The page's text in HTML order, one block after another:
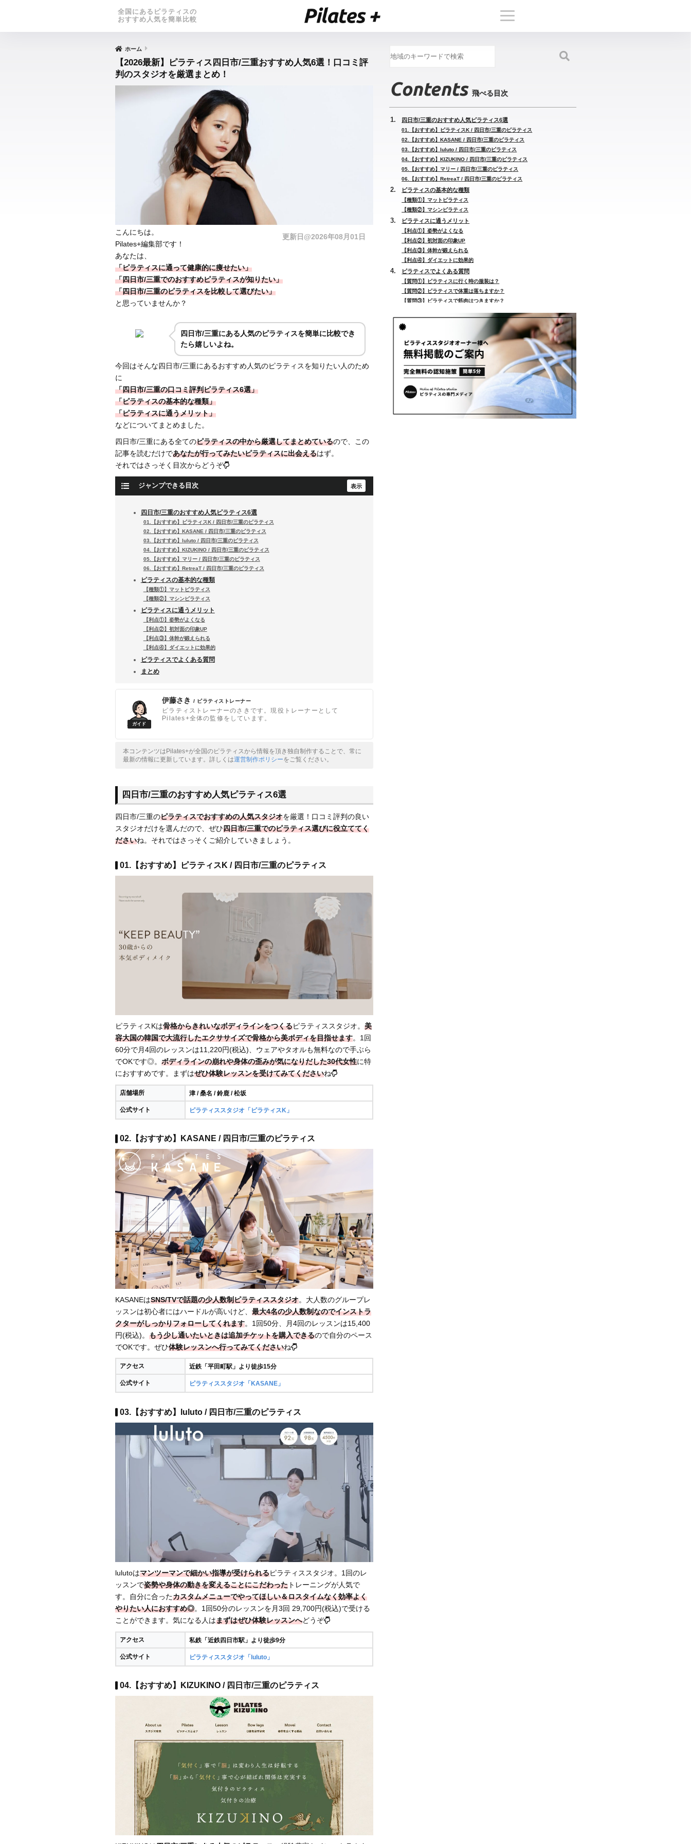
全国にあるピラティスの
おすすめ人気を簡単比較
ホーム
【2026最新】ピラティス四日市/三重おすすめ人気6選！口コミ評
判のスタジオを厳選まとめ！
更新日@2026年08月01日
こんにちは。
Pilates+編集部です！
あなたは、
「ピラティスに通って健康的に痩せたい」
「四日市/三重でのおすすめピラティスが知りたい」
「四日市/三重のピラティスを比較して選びたい」
と思っていませんか？
四日市/三重にある人気のピラティスを簡単に比較でき
たら嬉しいよね。
今回はそんな四日市/三重にあるおすすめ人気のピラティスを知りたい人のため
に
「四日市/三重の口コミ評判ピラティス6選」
「ピラティスの基本的な種類」
「ピラティスに通うメリット」
などについてまとめました。
四日市/三重にある全てのピラティスの中から厳選してまとめているので、この
記事を読むだけであなたが行ってみたいピラティスに出会えるはず。
それではさっそく目次からどうぞ
ジャンプできる目次
四日市/三重のおすすめ人気ピラティス6選
01.【おすすめ】ピラティスK / 四日市/三重のピラティス
02.【おすすめ】KASANE / 四日市/三重のピラティス
03.【おすすめ】luluto / 四日市/三重のピラティス
04.【おすすめ】KIZUKINO / 四日市/三重のピラティス
05.【おすすめ】マリー / 四日市/三重のピラティス
06.【おすすめ】RetreaT / 四日市/三重のピラティス
ピラティスの基本的な種類
【種類①】マットピラティス
【種類②】マシンピラティス
ピラティスに通うメリット
【利点①】姿勢がよくなる
【利点②】初対面の印象UP
【利点③】体幹が鍛えられる
【利点④】ダイエットに効果的
ピラティスでよくある質問
まとめ
伊藤さき / ピラティストレーナー
ピラティストレーナーのさきです。現役トレーナーとして
Pilates+全体の監修をしています。
本コンテンツはPilates+が全国のピラティスから情報を頂き独自制作することで、常に
最新の情報に更新しています。詳しくは運営制作ポリシーをご覧ください。
四日市/三重のおすすめ人気ピラティス6選
四日市/三重のピラティスでおすすめの人気スタジオを厳選！口コミ評判の良い
スタジオだけを選んだので、ぜひ四日市/三重でのピラティス選びに役立ててく
ださいね。それではさっそくご紹介していきましょう。
01.【おすすめ】ピラティスK / 四日市/三重のピラティス
ピラティスKは骨格からきれいなボディラインをつくるピラティススタジオ。 美
容大国の韓国で大流行したエクササイズで骨格から美ボディを目指せます。1回
60分で月4回のレッスンは11,220円(税込)、ウェアやタオルも無料なので手ぶら
でOKです◎。 ボディラインの崩れや身体の歪みが気になりだした30代女性に特
におすすめです。まずはぜひ体験レッスンを受けてみてくださいね
店舗場所 津 / 桑名 / 鈴鹿 / 松坂
公式サイト ピラティススタジオ「ピラティスK」
02.【おすすめ】KASANE / 四日市/三重のピラティス
KASANEはSNS/TVで話題の少人数制ピラティススタジオ。大人数のグループレ
ッスンは初心者にはハードルが高いけど、 最大4名の少人数制なのでインストラ
クターがしっかりフォローしてくれます。1回50分、月4回のレッスンは15,400
円(税込)。 もう少し通いたいときは追加チケットを購入できるので自分のペース
でOKです。ぜひ体験レッスンへ行ってみてくださいね
アクセス 近鉄「平田町駅」より徒歩15分
公式サイト ピラティススタジオ「KASANE」
03.【おすすめ】luluto / 四日市/三重のピラティス
lulutoはマンツーマンで細かい指導が受けられるピラティススタジオ。1回のレ
ッスンで姿勢や身体の動きを変えることにこだわったトレーニングが人気で
す。自分に合ったカスタムメニューでやってほしい＆ロスタイムなく効率よく
やりたい人におすすめ◎。1回50分のレッスンを月3回 29,700円(税込)で受ける
ことができます。気になる人はまずはぜひ体験レッスンへどうぞ
アクセス 私鉄「近鉄四日市駅」より徒歩9分
公式サイト ピラティススタジオ「luluto」
04.【おすすめ】KIZUKINO / 四日市/三重のピラティス
Contents
四日市/三重のおすすめ人気ピラティス6選
01.【おすすめ】ピラティスK / 四日市/三重のピラティス
02.【おすすめ】KASANE / 四日市/三重のピラティス
03.【おすすめ】luluto / 四日市/三重のピラティス
04.【おすすめ】KIZUKINO / 四日市/三重のピラティス
05.【おすすめ】マリー / 四日市/三重のピラティス
06.【おすすめ】RetreaT / 四日市/三重のピラティス
ピラティスの基本的な種類
【種類①】マットピラティス
【種類②】マシンピラティス
ピラティスに通うメリット
【利点①】姿勢がよくなる
【利点②】初対面の印象UP
【利点③】体幹が鍛えられる
【利点④】ダイエットに効果的
ピラティスでよくある質問
【質問①】ピラティスに行く時の服装は？
【質問②】ピラティスで体重は落ちますか？
【質問③】ピラティスで筋肉はつきますか？
【質問⑤】ピラティスは朝と夜どっちがいい？
【質問⑥】ピラティスで体の歪みは治せますか？
【質問⑦】ピラティスとヨガどっちが痩せますか？
【質問⑧】ピラティスはどんな人に向いてますか？
【質問⑨】ピラティスは月に何回やればいいですか？
【質問⑩】ピラティスを3ヶ月続けるとどんな効果がある？
まとめ